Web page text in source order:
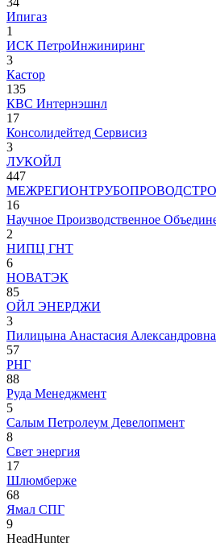
Ипигаз
1
ИСК ПетроИнжиниринг
3
Кастор
135
КВС Интернэшнл
17
Консолидейтед Сервисиз
3
ЛУКОЙЛ
447
16
Научное Производственное
2
НИПЦ ГНТ
6
НОВАТЭК
85
ОЙЛ ЭНЕРДЖИ
3
Пилицына Анастасия Александровна
57
РНГ
88
Руда Менеджмент
5
Салым Петролеум Девелопмент
8
Свет энергия
17
Шлюмберже
68
Ямал СПГ
9
HeadHunter